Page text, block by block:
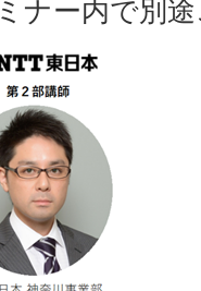
ナー内で別途